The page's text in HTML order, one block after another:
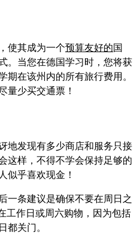
使其成为一个预算友好的国
。当您在德国学习时，您将获
在该州内的所有旅行费用。
量少买交通票！
地发现有多少商店和服务只接
这样，不得不学会保持足够的
似乎喜欢现金！
一条建议是确保不要在周日之
工作日或周六购物，因为包括
关门。